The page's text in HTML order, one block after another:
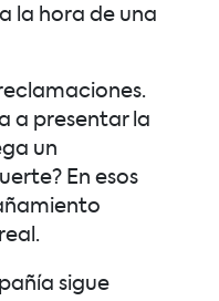
la hora de una
a presentar la
un
En esos
sigue